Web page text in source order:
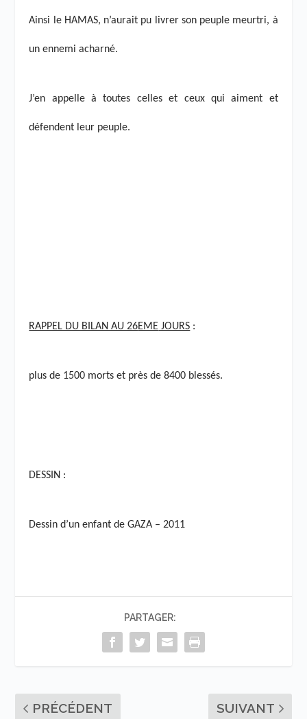
Ainsi le HAMAS, n’aurait pu livrer son peuple meurtri, à
un ennemi acharné.
J’en appelle à toutes celles et ceux qui aiment et
défendent leur peuple.
RAPPEL DU BILAN AU 26EME JOURS :
plus de 1500 morts et près de 8400 blessés.
DESSIN :
Dessin d’un enfant de GAZA – 2011
PARTAGER:
PRÉCÉDENT SUIVANT